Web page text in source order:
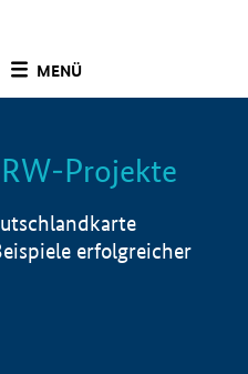
MENÜ
Info
Projekte
erfolgreicher